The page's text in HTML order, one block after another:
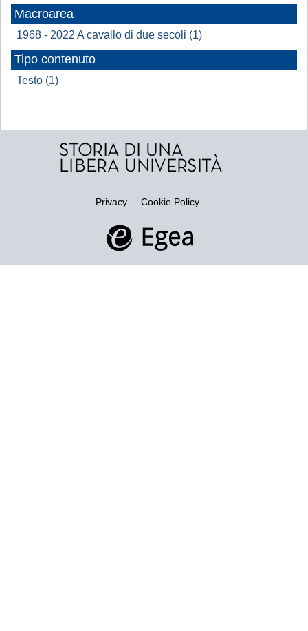
Macroarea
1968 - 2022 A cavallo di due secoli (1)
Tipo contenuto
Testo (1)
Privacy Cookie Policy